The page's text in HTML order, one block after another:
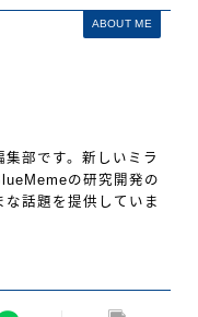
ABOUT ME
部です。新しいミラ
の研究開発の
話題を提供していま